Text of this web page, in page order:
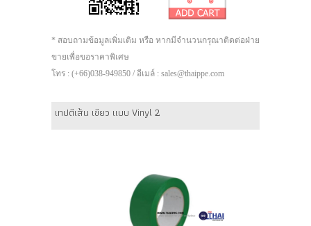
* สอบถามข้อมูลเพิ่มเติม หรือ หากมีจำนวนกรุณาติดต่อฝ่าย
ขายเพื่อขอราคาพิเศษ
โทร : (+66)038-949850 / อีเมล์ : sales@thaippe.com
เทปตีเส้น เขียว แบบ Vinyl 2